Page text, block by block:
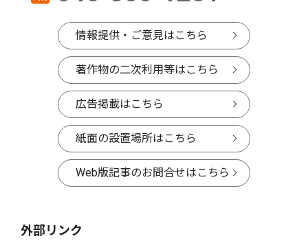
情報提供・ご意見はこちら
著作物の二次利用等はこちら
広告掲載はこちら
紙面の設置場所はこちら
Web版記事のお問合せはこちら
外部リンク